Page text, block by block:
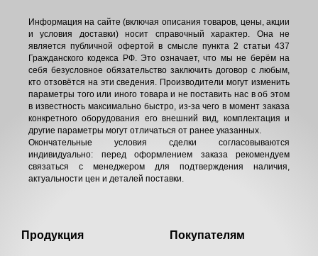
Информация на сайте (включая описания товаров, цены, акции
и условия доставки) носит справочный характер. Она не
является публичной офертой в смысле пункта 2 статьи 437
Гражданского кодекса РФ. Это означает, что мы не берём на
себя безусловное обязательство заключить договор с любым,
кто отзовётся на эти сведения. Производители могут изменить
параметры того или иного товара и не поставить нас в об этом
в известность максимально быстро, из-за чего в момент заказа
конкретного оборудования его внешний вид, комплектация и
другие параметры могут отличаться от ранее указанных.
Окончательные условия сделки согласовываются
индивидуально: перед оформлением заказа рекомендуем
связаться с менеджером для подтверждения наличия,
актуальности цен и деталей поставки.
Продукция Покупателям